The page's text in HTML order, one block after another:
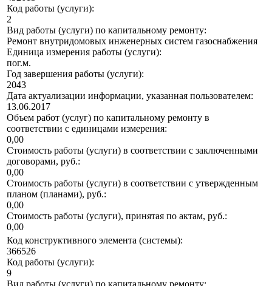
Код работы (услуги):
2
Вид работы (услуги) по капитальному ремонту:
Ремонт внутридомовых инженерных систем газоснабжения
Единица измерения работы (услуги):
пог.м.
Год завершения работы (услуги):
2043
Дата актуализации информации, указанная пользователем:
13.06.2017
Объем работ (услуг) по капитальному ремонту в
соответствии с единицами измерения:
0,00
Стоимость работы (услуги) в соответствии с заключенными
договорами, руб.:
0,00
Стоимость работы (услуги) в соответствии с утвержденным
планом (планами), руб.:
0,00
Стоимость работы (услуги), принятая по актам, руб.:
0,00
Код конструктивного элемента (системы):
366526
Код работы (услуги):
9